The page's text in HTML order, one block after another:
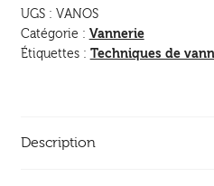
UGS : VANOS
Catégorie : Vannerie
Étiquettes : Techniques de
Description